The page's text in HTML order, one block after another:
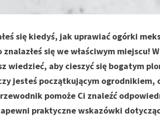
się kiedyś, jak uprawiać ogórki
się we właściwym miejscu!
wiedzieć, aby cieszyć się bogatym
jesteś początkującym ogrodnikiem,
pomoże Ci znaleźć
praktyczne wskazówki